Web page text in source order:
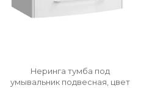
Неринга тумба под
умывальник подвесная, цвет